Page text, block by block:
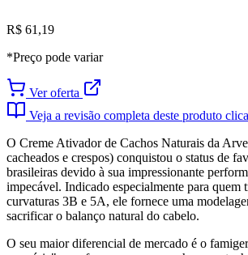
R$ 61,19
*Preço pode variar
Ver oferta
Veja a revisão completa deste produto
O Creme Ativador de Cachos Naturais da
cacheados e crespos) conquistou o status de
brasileiras devido à sua impressionante
impecável. Indicado especialmente para quem
curvaturas 3B e 5A, ele fornece uma
sacrificar o balanço natural do cabelo.
O seu maior diferencial de mercado é o